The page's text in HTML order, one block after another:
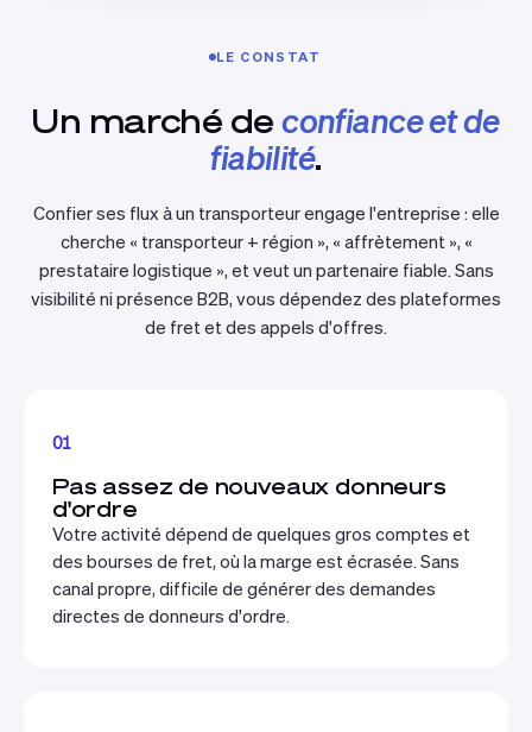
LE CONSTAT
Un marché deconfiance et de
fiabilité.
Confier ses flux à un transporteur engage l'entreprise : elle
cherche « transporteur + région », « affrètement », «
prestataire logistique », et veut un partenaire fiable. Sans
visibilité ni présence B2B, vous dépendez des plateformes
de fret et des appels d'offres.
01
Pas assez de nouveaux donneurs
d'ordre
Votre activité dépend de quelques gros comptes et
des bourses de fret, où la marge est écrasée. Sans
canal propre, difficile de générer des demandes
directes de donneurs d'ordre.